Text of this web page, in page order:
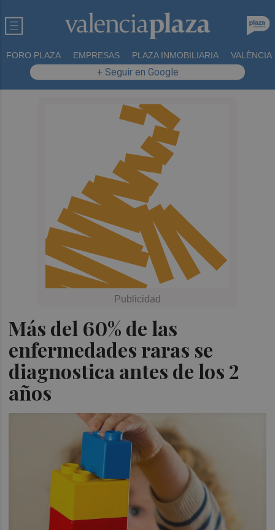
FORO PLAZA EMPRESAS PLAZA INMOBILIARIA VALÈNCIA
+ Seguir en Google
Más del 60% de las
enfermedades raras se
diagnostica antes de los 2
años